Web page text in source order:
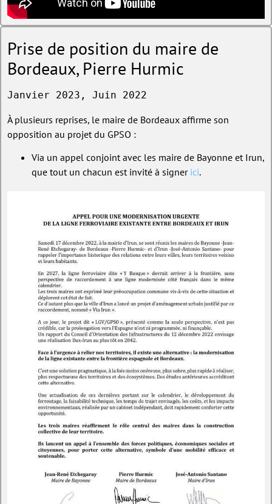
Prise de position du maire de
Bordeaux, Pierre Hurmic
Janvier 2023, Juin 2022
À plusieurs reprises, le maire de Bordeaux affirme son
opposition au projet du GPSO :
Via un appel conjoint avec les maire de Bayonne et Irun,
que tout un chacun est invité à signer ici.